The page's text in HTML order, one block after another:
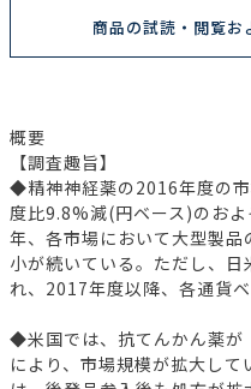
商品の試読・閲覧お
概要
【調査趣旨】
◆精神神経薬の2016年度の
度比9.8%減(円ベース)のお
年、各市場において大型製
小が続いている。ただし、
れ、2017年度以降、各通貨
◆米国では、抗てんかん薬
により、市場規模が拡大し